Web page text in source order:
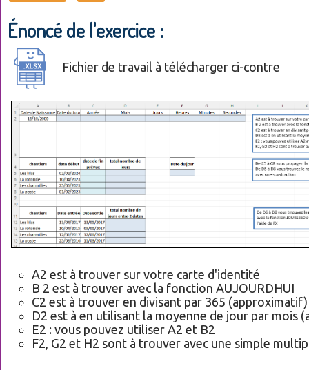
Énoncé de l'exercice :
Fichier de travail à télécharger ci-contre
A2 est à trouver sur votre carte d'identité
B 2 est à trouver avec la fonction AUJOURDHUI
C2 est à trouver en divisant par 365 (approximatif)
D2 est à en utilisant la moyenne de jour par mois
E2 : vous pouvez utiliser A2 et B2
F2, G2 et H2 sont à trouver avec une simple